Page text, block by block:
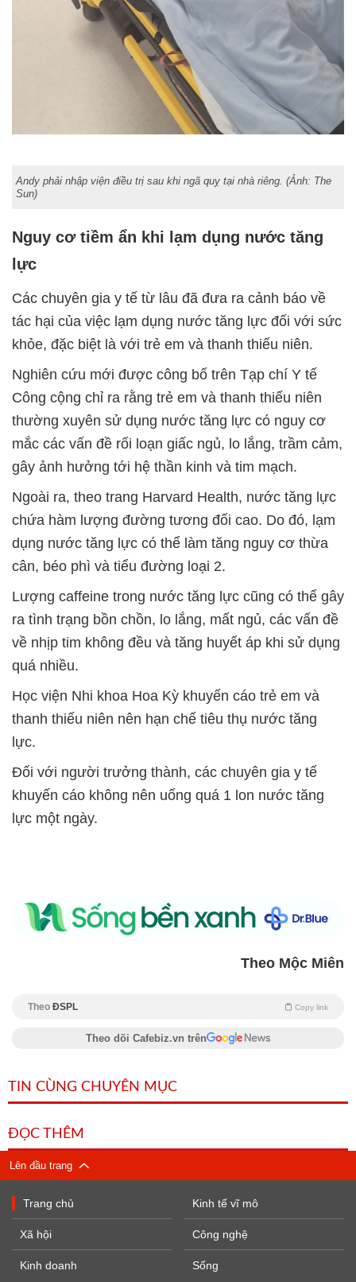
Andy phải nhập viện điều trị sau khi ngã quỵ tại nhà riêng. (Ảnh: The
Sun)
Nguy cơ tiềm ẩn khi lạm dụng nước tăng
lực
Các chuyên gia y tế từ lâu đã đưa ra cảnh báo về
tác hại của việc lạm dụng nước tăng lực đối với sức
khỏe, đặc biệt là với trẻ em và thanh thiếu niên.
Nghiên cứu mới được công bố trên Tạp chí Y tế
Công cộng chỉ ra rằng trẻ em và thanh thiếu niên
thường xuyên sử dụng nước tăng lực có nguy cơ
mắc các vấn đề rối loạn giấc ngủ, lo lắng, trầm cảm,
gây ảnh hưởng tới hệ thần kinh và tim mạch.
Ngoài ra, theo trang Harvard Health, nước tăng lực
chứa hàm lượng đường tương đối cao. Do đó, lạm
dụng nước tăng lực có thể làm tăng nguy cơ thừa
cân, béo phì và tiểu đường loại 2.
Lượng caffeine trong nước tăng lực cũng có thể gây
ra tình trạng bồn chồn, lo lắng, mất ngủ, các vấn đề
về nhịp tim không đều và tăng huyết áp khi sử dụng
quá nhiều.
Học viện Nhi khoa Hoa Kỳ khuyến cáo trẻ em và
thanh thiếu niên nên hạn chế tiêu thụ nước tăng
lực.
Đối với người trưởng thành, các chuyên gia y tế
khuyến cáo không nên uống quá 1 lon nước tăng
lực một ngày.
Theo Mộc Miên
Theo ĐSPL Copy link
Theo dõi Cafebiz.vn trên
TIN CÙNG CHUYÊN MỤC
ĐỌC THÊM
Lên đầu trang
Trang chủ
Xã hội
Kinh doanh
Kinh tế vĩ mô
Công nghệ
Sống